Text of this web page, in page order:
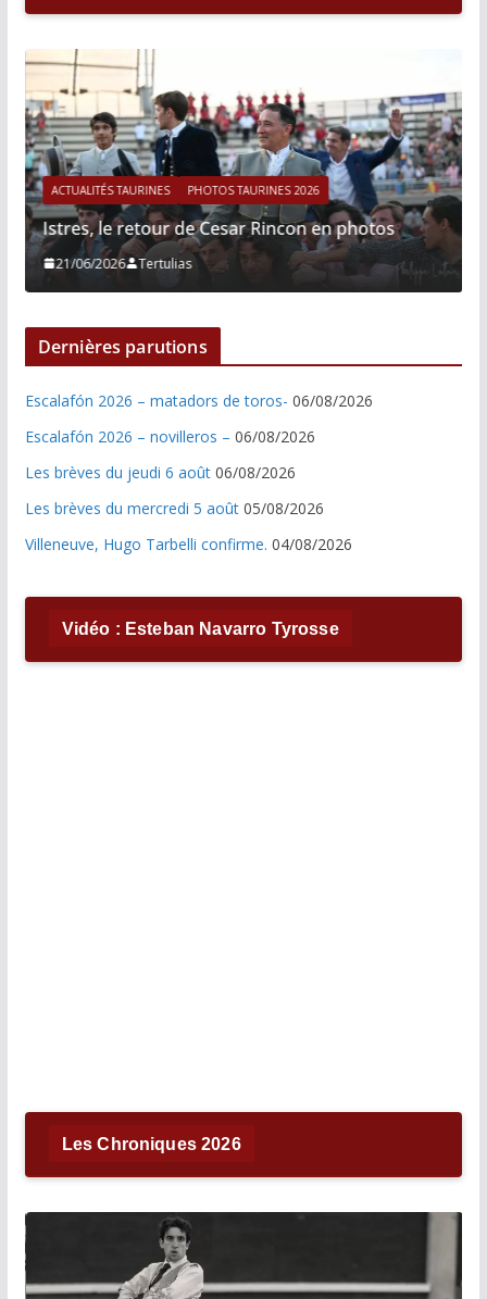
ACTUALITÉS TAURINES PHOTOS TAURINES 2026
Istres, le retour de Cesar Rincon en photos
21/06/2026 Tertulias
Dernières parutions
Escalafón 2026 – matadors de toros- 06/08/2026
Escalafón 2026 – novilleros – 06/08/2026
Les brèves du jeudi 6 août 06/08/2026
Les brèves du mercredi 5 août 05/08/2026
Villeneuve, Hugo Tarbelli confirme. 04/08/2026
Vidéo : Esteban Navarro Tyrosse
Les Chroniques 2026